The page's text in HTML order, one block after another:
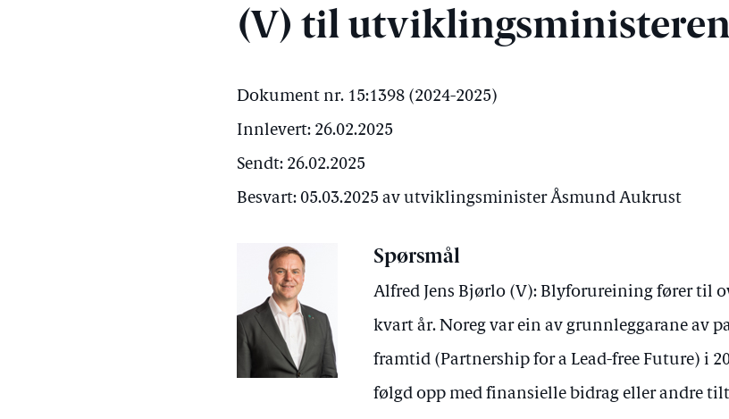
(V) til utviklingsministeren
Dokument nr. 15:1398 (2024-2025)
Innlevert: 26.02.2025
Sendt: 26.02.2025
Besvart: 05.03.2025 av utviklingsminister Åsmund Aukrust
Spørsmål
Alfred Jens Bjørlo (V): Blyforureining fører til
kvart år. Noreg var ein av grunnleggarane av
framtid (Partnership for a Lead-free Future) i
følgd opp med finansielle bidrag eller andre